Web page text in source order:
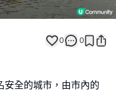
0 0
全的城市，由市內的